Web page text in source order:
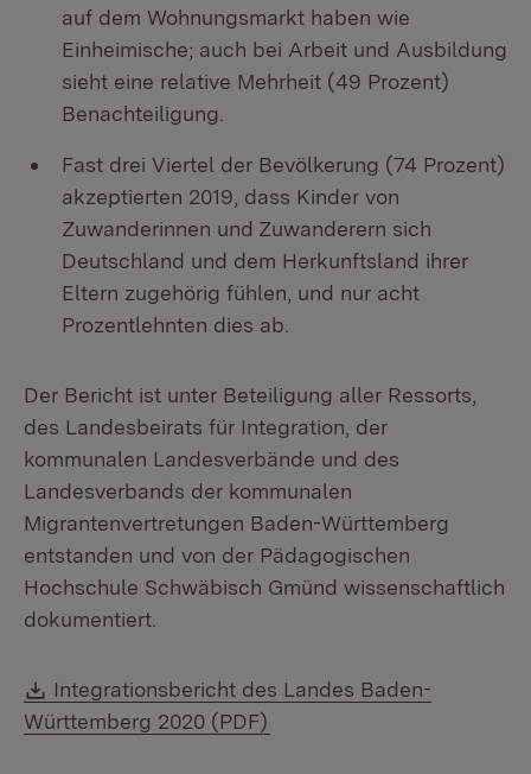
auf dem Wohnungsmarkt haben wie
Einheimische; auch bei Arbeit und Ausbildung
sieht eine relative Mehrheit (49 Prozent)
Benachteiligung.
Fast drei Viertel der Bevölkerung (74 Prozent)
akzeptierten 2019, dass Kinder von
Zuwanderinnen und Zuwanderern sich
Deutschland und dem Herkunftsland ihrer
Eltern zugehörig fühlen, und nur acht
Prozentlehnten dies ab.
Der Bericht ist unter Beteiligung aller Ressorts,
des Landesbeirats für Integration, der
kommunalen Landesverbände und des
Landesverbands der kommunalen
Migrantenvertretungen Baden-Württemberg
entstanden und von der Pädagogischen
Hochschule Schwäbisch Gmünd wissenschaftlich
dokumentiert.
Download:
Integrationsbericht des Landes Baden-
Württemberg 2020 (PDF)